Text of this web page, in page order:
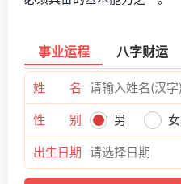
事业运程 八字财运
姓 名
性 别 男 女
出生日期